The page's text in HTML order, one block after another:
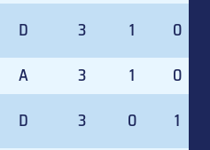
D 3 1
0
A 3 1
0
D 3 0 1